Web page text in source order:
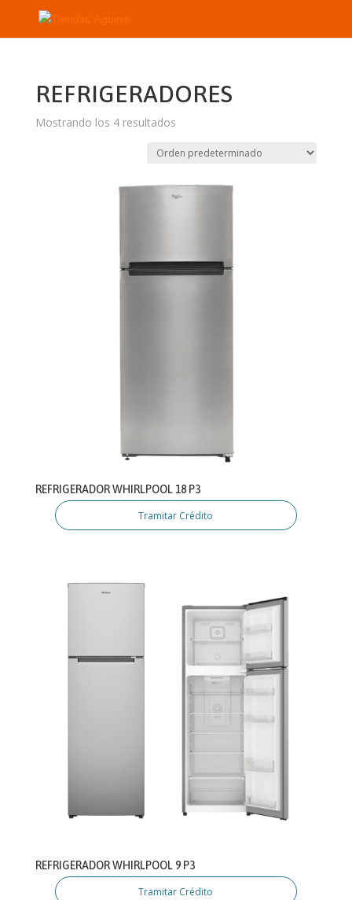
REFRIGERADORES
Mostrando los 4 resultados
REFRIGERADOR WHIRLPOOL 18 P3
Tramitar Crédito
REFRIGERADOR WHIRLPOOL 9 P3
Tramitar Crédito